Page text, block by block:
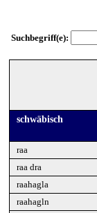
Suchbegriff(e):
schwäbisch
raa
raa dra
raahagla
raahagln